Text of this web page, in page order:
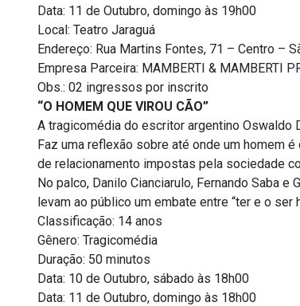
Data: 11 de Outubro, domingo às 19h00
Local: Teatro Jaraguá
Endereço: Rua Martins Fontes, 71 – Centro –
Empresa Parceira: MAMBERTI & MAMBERTI
Obs.: 02 ingressos por inscrito
“O HOMEM QUE VIROU CÃO”
A tragicomédia do escritor argentino Oswaldo
Faz uma reflexão sobre até onde um homem
de relacionamento impostas pela sociedade
No palco, Danilo Cianciarulo, Fernando Saba
levam ao público um embate entre “ter e o ser
Classificação: 14 anos
Gênero: Tragicomédia
Duração: 50 minutos
Data: 10 de Outubro, sábado às 18h00
Data: 11 de Outubro, domingo às 18h00